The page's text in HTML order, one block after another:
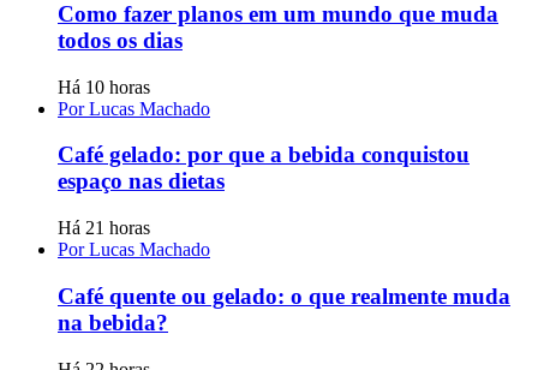
Como fazer planos em um mundo que muda
todos os dias
Há 10 horas
Por Lucas Machado
Café gelado: por que a bebida conquistou
espaço nas dietas
Há 21 horas
Por Lucas Machado
Café quente ou gelado: o que realmente muda
na bebida?